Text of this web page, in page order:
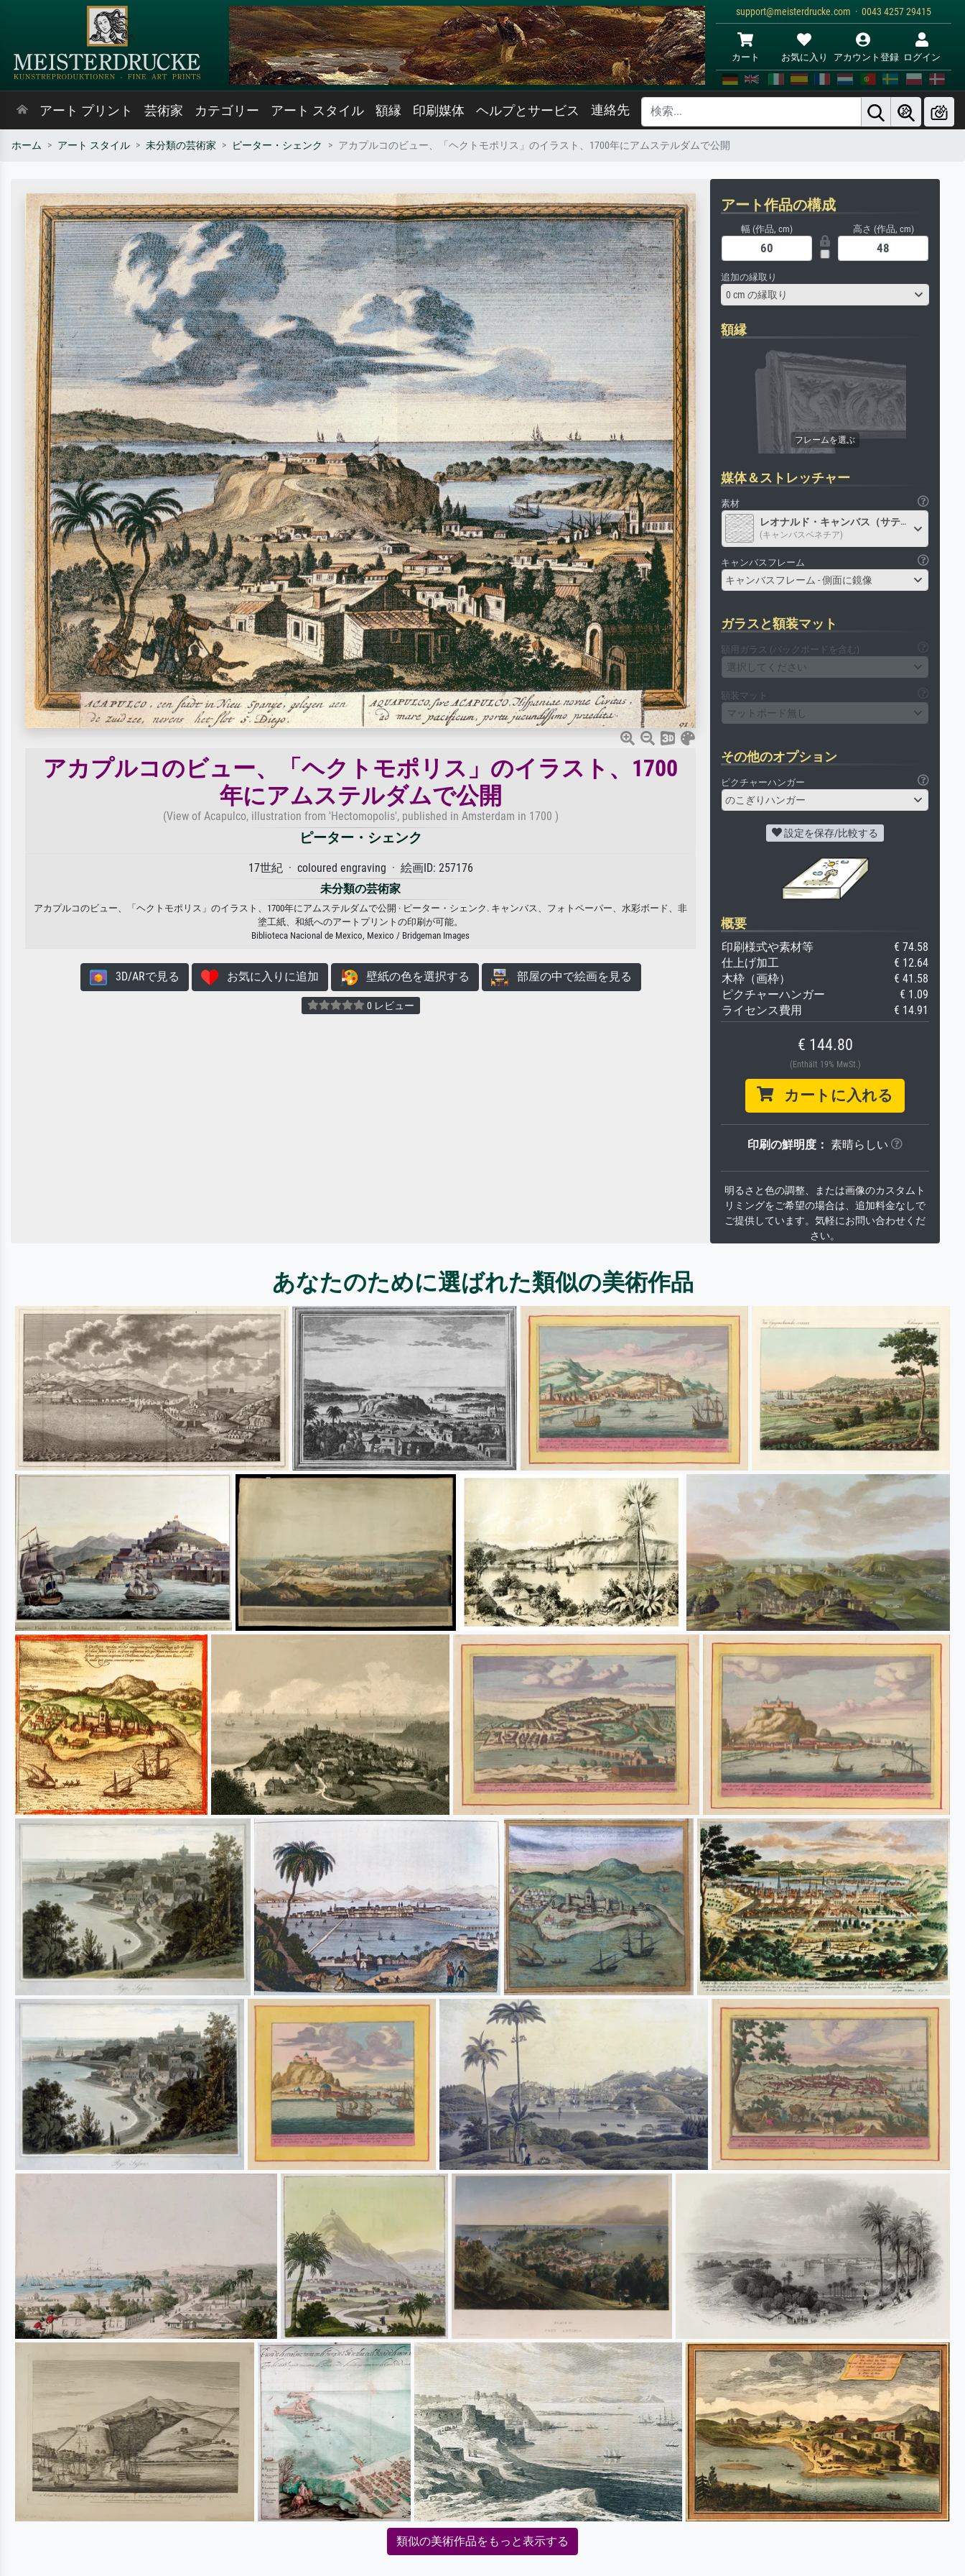
support@meisterdrucke.com · 0043 4257 29415
カート お気に入り アカウント登録 ログイン
アート プリント 芸術家 カテゴリー アート スタイル 額縁 印刷媒体 ヘルプとサービス 連絡先
ホーム アート スタイル 未分類の芸術家 ピーター・シェンク アカプルコのビュー、「ヘクトモポリス」のイラスト、1700年にアムステルダムで公開
アカプルコのビュー、「ヘクトモポリス」のイラスト、1700
年にアムステルダムで公開
(View of Acapulco, illustration from 'Hectomopolis', published in Amsterdam in 1700 )
ピーター・シェンク
17世紀 · coloured engraving · 絵画ID: 257176
未分類の芸術家
アカプルコのビュー、「ヘクトモポリス」のイラスト、1700年にアムステルダムで公開 · ピーター・シェンク. キャンバス、フォトペーパー、水彩ボード、非
塗工紙、和紙へのアートプリントの印刷が可能。
Biblioteca Nacional de Mexico, Mexico / Bridgeman Images
3D/ARで見る お気に入りに追加 壁紙の色を選択する 部屋の中で絵画を見る
0 レビュー
アート作品の構成
幅 (作品, cm) 高さ (作品, cm)
追加の縁取り
0 cm の縁取り
額縁
媒体＆ストレッチャー
素材
レオナルド・キャンバス（サテン）
(キャンバスベネチア)
キャンバスフレーム
キャンバスフレーム - 側面に鏡像
ガラスと額装マット
額用ガラス (バックボードを含む)
選択してください
額装マット
マットボード無し
その他のオプション
ピクチャーハンガー
のこぎりハンガー
設定を保存/比較する
概要
印刷様式や素材等
€ 74.58
仕上げ加工
€ 12.64
木枠（画枠）
€ 41.58
ピクチャーハンガー
€ 1.09
ライセンス費用
€ 14.91
€ 144.80
(Enthält 19% MwSt.)
カートに入れる
印刷の鮮明度： 素晴らしい
明るさと色の調整、または画像のカスタムト
リミングをご希望の場合は、追加料金なしで
ご提供しています。気軽にお問い合わせくだ
さい。
あなたのために選ばれた類似の美術作品
類似の美術作品をもっと表示する